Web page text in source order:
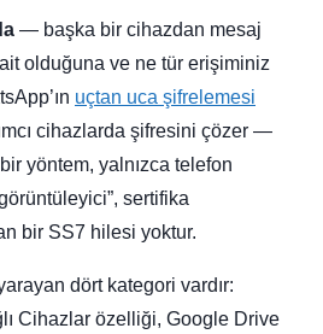
— başka bir cihazdan mesaj
olduğuna ve ne tür erişiminiz
uçtan uca şifrelemesi
cihazlarda şifresini çözer —
yöntem, yalnızca telefon
sertifika
bir SS7 hilesi yoktur.
dört kategori vardır:
Cihazlar özelliği, Google Drive